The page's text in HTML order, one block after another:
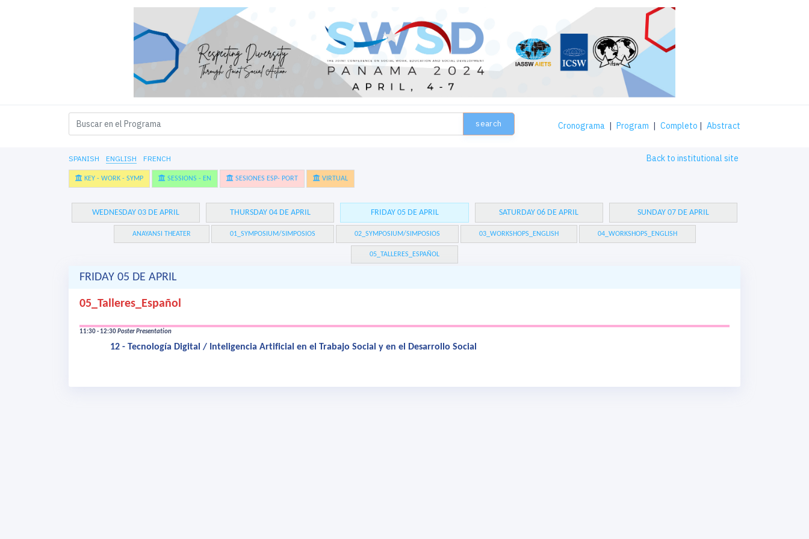
search Cronograma | Program | Completo | Abstract
SPANISH ENGLISH FRENCH Back to institutional site
KEY - WORK - SYMP SESSIONS - EN SESIONES ESP- PORT VIRTUAL
WEDNESDAY 03 DE APRIL THURSDAY 04 DE APRIL FRIDAY 05 DE APRIL SATURDAY 06 DE APRIL SUNDAY 07 DE APRIL
ANAYANSI THEATER 01_SYMPOSIUM/SIMPOSIOS 02_SYMPOSIUM/SIMPOSIOS 03_WORKSHOPS_ENGLISH 04_WORKSHOPS_ENGLISH
05_TALLERES_ESPAÑOL
FRIDAY 05 DE APRIL
05_Talleres_Español
11:30 - 12:30Poster Presentation
12 - Tecnología Digital / Inteligencia Artificial en el Trabajo Social y en el Desarrollo Social